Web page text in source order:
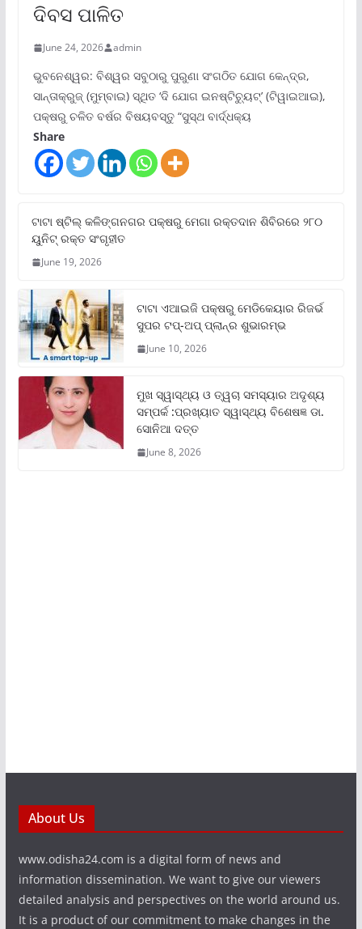
ଦିବସ ପାଳିତ
June 24, 2026 admin
ଭୁବନେଶ୍ୱର: ବିଶ୍ୱର ସବୁଠାରୁ ପୁରୁଣା ସଂଗଠିତ ଯୋଗ କେନ୍ଦ୍ର,
ସାନ୍ତାକ୍ରୁଜ୍ (ମୁମ୍ବାଇ) ସ୍ଥିତ ‘ଦି ଯୋଗ ଇନଷ୍ଟିଚ୍ୟୁଟ୍‌’ (ଟିୱାଇଆଇ),
ପକ୍ଷରୁ ଚଳିତ ବର୍ଷର ବିଷୟବସ୍ତୁ “ସୁସ୍ଥ ବାର୍ଦ୍ଧକ୍ୟ
Share
ଟାଟା ଷ୍ଟିଲ୍‌ କଳିଙ୍ଗନଗର ପକ୍ଷରୁ ମେଗା ରକ୍ତଦାନ ଶିବିରରେ ୨୮୦
ୟୁନିଟ୍‌ ରକ୍ତ ସଂଗୃହୀତ
June 19, 2026
ଟାଟା ଏଆଇଜି ପକ୍ଷରୁ ମେଡିକେୟାର ରିଜର୍ଭ
ସୁପର ଟପ୍‌-ଅପ୍ ପ୍ଲାନ୍‌ର ଶୁଭାରମ୍ଭ
June 10, 2026
ମୁଖ ସ୍ୱାସ୍ଥ୍ୟ ଓ ତ୍ୱଚା ସମସ୍ୟାର ଅଦୃଶ୍ୟ
ସମ୍ପର୍କ :ପ୍ରଖ୍ୟାତ ସ୍ୱାସ୍ଥ୍ୟ ବିଶେଷଜ୍ଞ ଡା.
ସୋନିଆ ଦତ୍ତ
June 8, 2026
About Us
www.odisha24.com is a digital form of news and
information dissemination. We want to give our viewers
detailed analysis and perspectives on the world around us.
It is a product of our commitment to make changes in the